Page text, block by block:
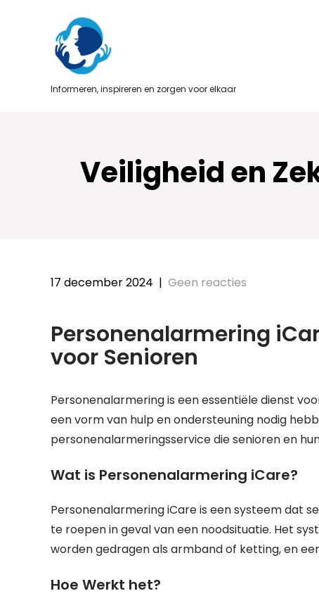
Informeren, inspireren en zorgen voor elkaar
Veiligheid en
17 december 2024 | Geen reacties
Personenalarmering
voor Senioren
Personenalarmering is een essentiële dienst
een vorm van hulp en ondersteuning nodig
personenalarmeringsservice die senioren en
Wat is Personenalarmering iCare?
Personenalarmering iCare is een systeem dat
te roepen in geval van een noodsituatie. Het
worden gedragen als armband of ketting, en
Hoe Werkt het?